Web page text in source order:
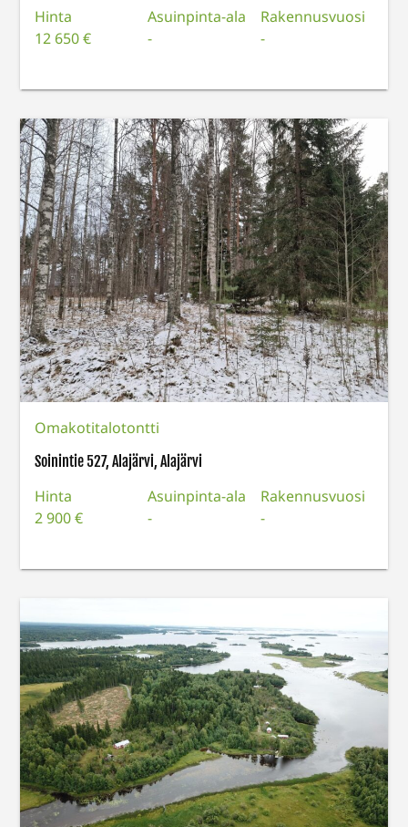
Hinta
12 650 €
Asuinpinta-ala
-
Rakennusvuosi
-
Omakotitalotontti
Soinintie 527, Alajärvi, Alajärvi
Hinta
2 900 €
Asuinpinta-ala
-
Rakennusvuosi
-